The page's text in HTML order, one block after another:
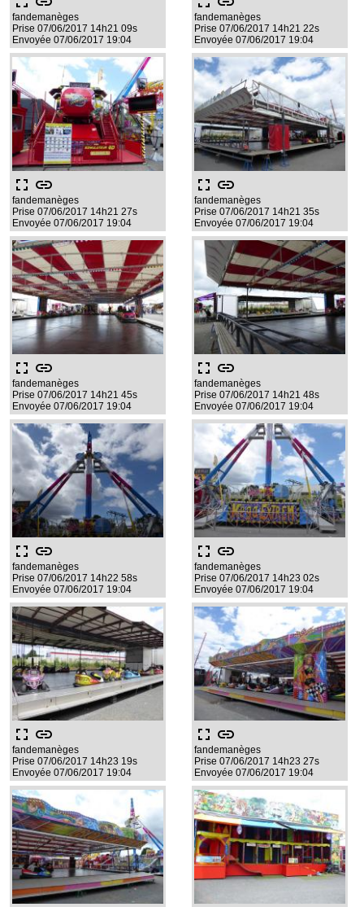
fandemanèges
Prise 07/06/2017 14h21 09s
Envoyée 07/06/2017 19:04
fandemanèges
Prise 07/06/2017 14h21 22s
Envoyée 07/06/2017 19:04
fullscreen link
fandemanèges
Prise 07/06/2017 14h21 27s
Envoyée 07/06/2017 19:04
fullscreen link
fandemanèges
Prise 07/06/2017 14h21 35s
Envoyée 07/06/2017 19:04
fullscreen link
fandemanèges
Prise 07/06/2017 14h21 45s
Envoyée 07/06/2017 19:04
fullscreen link
fandemanèges
Prise 07/06/2017 14h21 48s
Envoyée 07/06/2017 19:04
fullscreen link
fandemanèges
Prise 07/06/2017 14h22 58s
Envoyée 07/06/2017 19:04
fullscreen link
fandemanèges
Prise 07/06/2017 14h23 02s
Envoyée 07/06/2017 19:04
fullscreen link
fandemanèges
Prise 07/06/2017 14h23 19s
Envoyée 07/06/2017 19:04
fullscreen link
fandemanèges
Prise 07/06/2017 14h23 27s
Envoyée 07/06/2017 19:04